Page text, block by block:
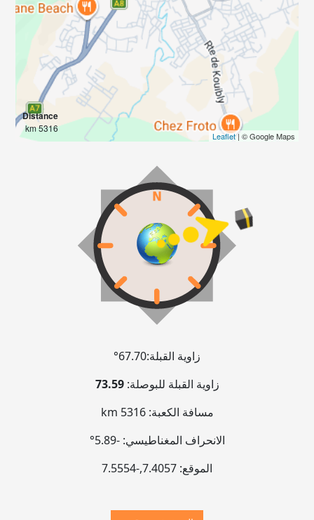
Distance
5316 km
Leaflet| © Google Maps
زاوية القبلة:67.70°
زاوية القبلة للبوصلة:73.59
مسافة الكعبة:5316 km
الانحراف المغناطيسي:-5.89°
الموقع: 7.4057
,
-7.5554